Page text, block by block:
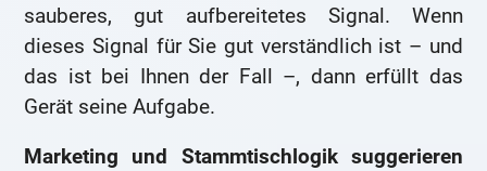
sauberes, gut aufbereitetes Signal. Wenn
dieses Signal für Sie gut verständlich ist – und
das ist bei Ihnen der Fall –, dann erfüllt das
Gerät seine Aufgabe.
Marketing und Stammtischlogik suggerieren